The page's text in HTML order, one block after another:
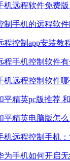
机远程软件免费
制手机的远程软
程控制app安装教
程手机控制软件
机远程控制软件
平精英pc版推荐
平精英电脑版怎
机远程控制手机
为手机如何开启